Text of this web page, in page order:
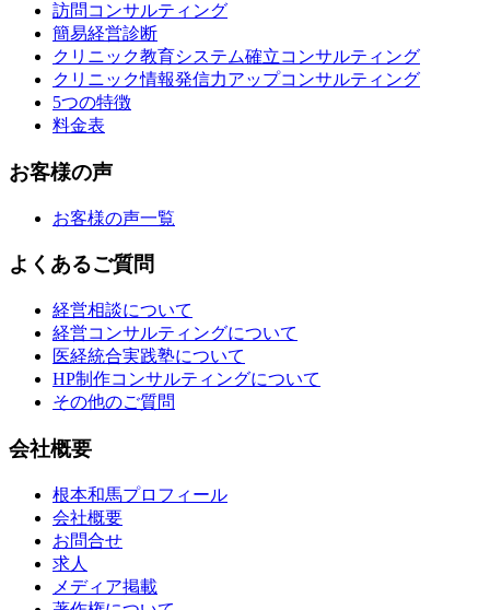
訪問コンサルティング
簡易経営診断
クリニック教育システム確立コンサルティング
クリニック情報発信力アップコンサルティング
5つの特徴
料金表
お客様の声
お客様の声一覧
よくあるご質問
経営相談について
経営コンサルティングについて
医経統合実践塾について
HP制作コンサルティングについて
その他のご質問
会社概要
根本和馬プロフィール
会社概要
お問合せ
求人
メディア掲載